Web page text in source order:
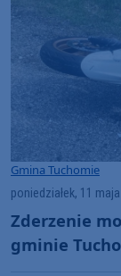
Gmina Tuchomie
poniedziałek, 11
Zderzenie
gminie